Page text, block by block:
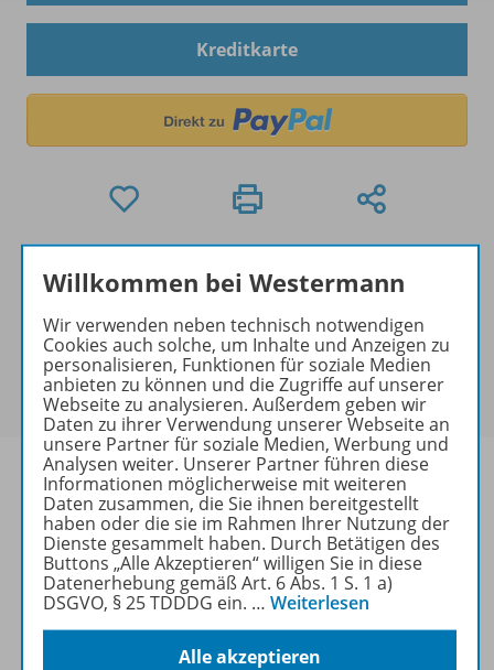
Kreditkarte
Bei Bezahlung über Paypal und Kreditkarte können
keine Sonderkonditionen gewährt werden.
Sie haben ein passendesSpar-Paket?
Um den für Sie gültigen Preis zu sehen,melden Sie
sich bitte an.
Informationen
Spar-Pakete
Willkommen bei Westermann
Wir verwenden neben technisch notwendigen
Cookies auch solche, um Inhalte und Anzeigen zu
personalisieren, Funktionen für soziale Medien
anbieten zu können und die Zugriffe auf unserer
Webseite zu analysieren. Außerdem geben wir
Daten zu ihrer Verwendung unserer Webseite an
unsere Partner für soziale Medien, Werbung und
Analysen weiter. Unserer Partner führen diese
Informationen möglicherweise mit weiteren
Daten zusammen, die Sie ihnen bereitgestellt
haben oder die sie im Rahmen Ihrer Nutzung der
Dienste gesammelt haben. Durch Betätigen des
Buttons „Alle Akzeptieren“ willigen Sie in diese
Datenerhebung gemäß Art. 6 Abs. 1 S. 1 a)
DSGVO, § 25 TDDDG ein. … Weiterlesen
Alle akzeptieren